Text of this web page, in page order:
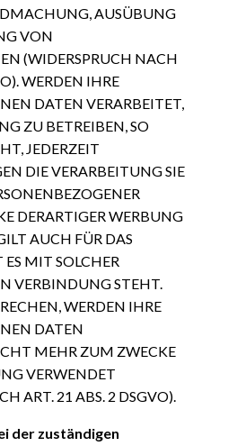
AUSÜBUNG
VON
(WIDERSPRUCH NACH
WERDEN IHRE
DATEN VERARBEITET,
ZU BETREIBEN, SO
JEDERZEIT
DIE VERARBEITUNG SIE
DERARTIGER WERBUNG
AUCH FÜR DAS
MIT SOLCHER
VERBINDUNG STEHT.
WERDEN IHRE
DATEN
MEHR ZUM ZWECKE
VERWENDET
ART. 21 ABS. 2 DSGVO).
der zuständigen